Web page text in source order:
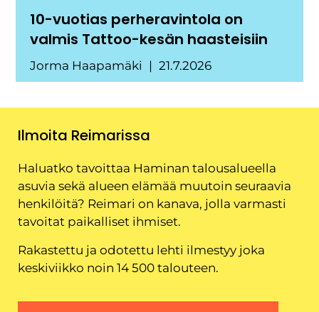
10-vuotias perheravintola on
valmis Tattoo-kesän haasteisiin
Jorma Haapamäki 21.7.2026
Ilmoita Reimarissa
Haluatko tavoittaa Haminan talousalueella
asuvia sekä alueen elämää muutoin seuraavia
henkilöitä? Reimari on kanava, jolla varmasti
tavoitat paikalliset ihmiset.
Rakastettu ja odotettu lehti ilmestyy joka
keskiviikko noin 14 500 talouteen.